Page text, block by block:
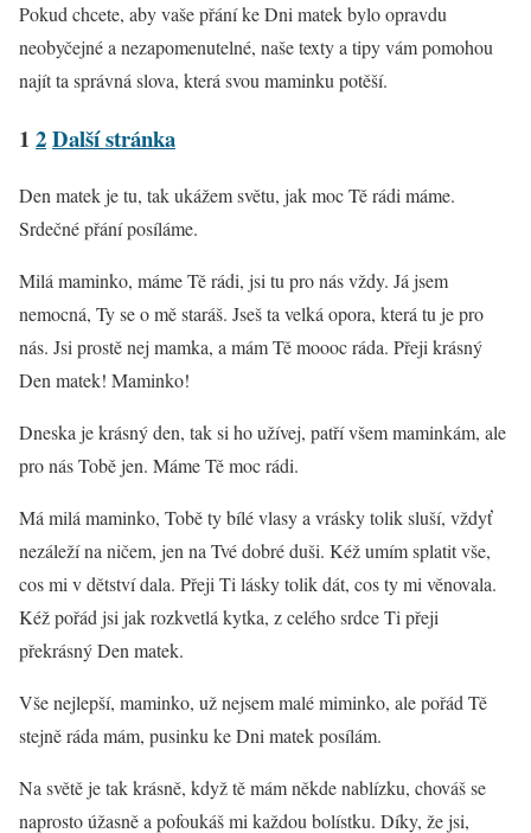
Pokud chcete, aby vaše přání ke Dni matek bylo opravdu
neobyčejné a nezapomenutelné, naše texty a tipy vám pomohou
najít ta správná slova, která svou maminku potěší.
12Další stránka
Den matek je tu, tak ukážem světu, jak moc Tě rádi máme.
Srdečné přání posíláme.
Milá maminko, máme Tě rádi, jsi tu pro nás vždy. Já jsem
nemocná, Ty se o mě staráš. Jseš ta velká opora, která tu je pro
nás. Jsi prostě nej mamka, a mám Tě moooc ráda. Přeji krásný
Den matek! Maminko!
Dneska je krásný den, tak si ho užívej, patří všem maminkám, ale
pro nás Tobě jen. Máme Tě moc rádi.
Má milá maminko, Tobě ty bílé vlasy a vrásky tolik sluší, vždyť
nezáleží na ničem, jen na Tvé dobré duši. Kéž umím splatit vše,
cos mi v dětství dala. Přeji Ti lásky tolik dát, cos ty mi věnovala.
Kéž pořád jsi jak rozkvetlá kytka, z celého srdce Ti přeji
překrásný Den matek.
Vše nejlepší, maminko, už nejsem malé miminko, ale pořád Tě
stejně ráda mám, pusinku ke Dni matek posílám.
Na světě je tak krásně, když tě mám někde nablízku, chováš se
naprosto úžasně a pofoukáš mi každou bolístku. Díky, že jsi,